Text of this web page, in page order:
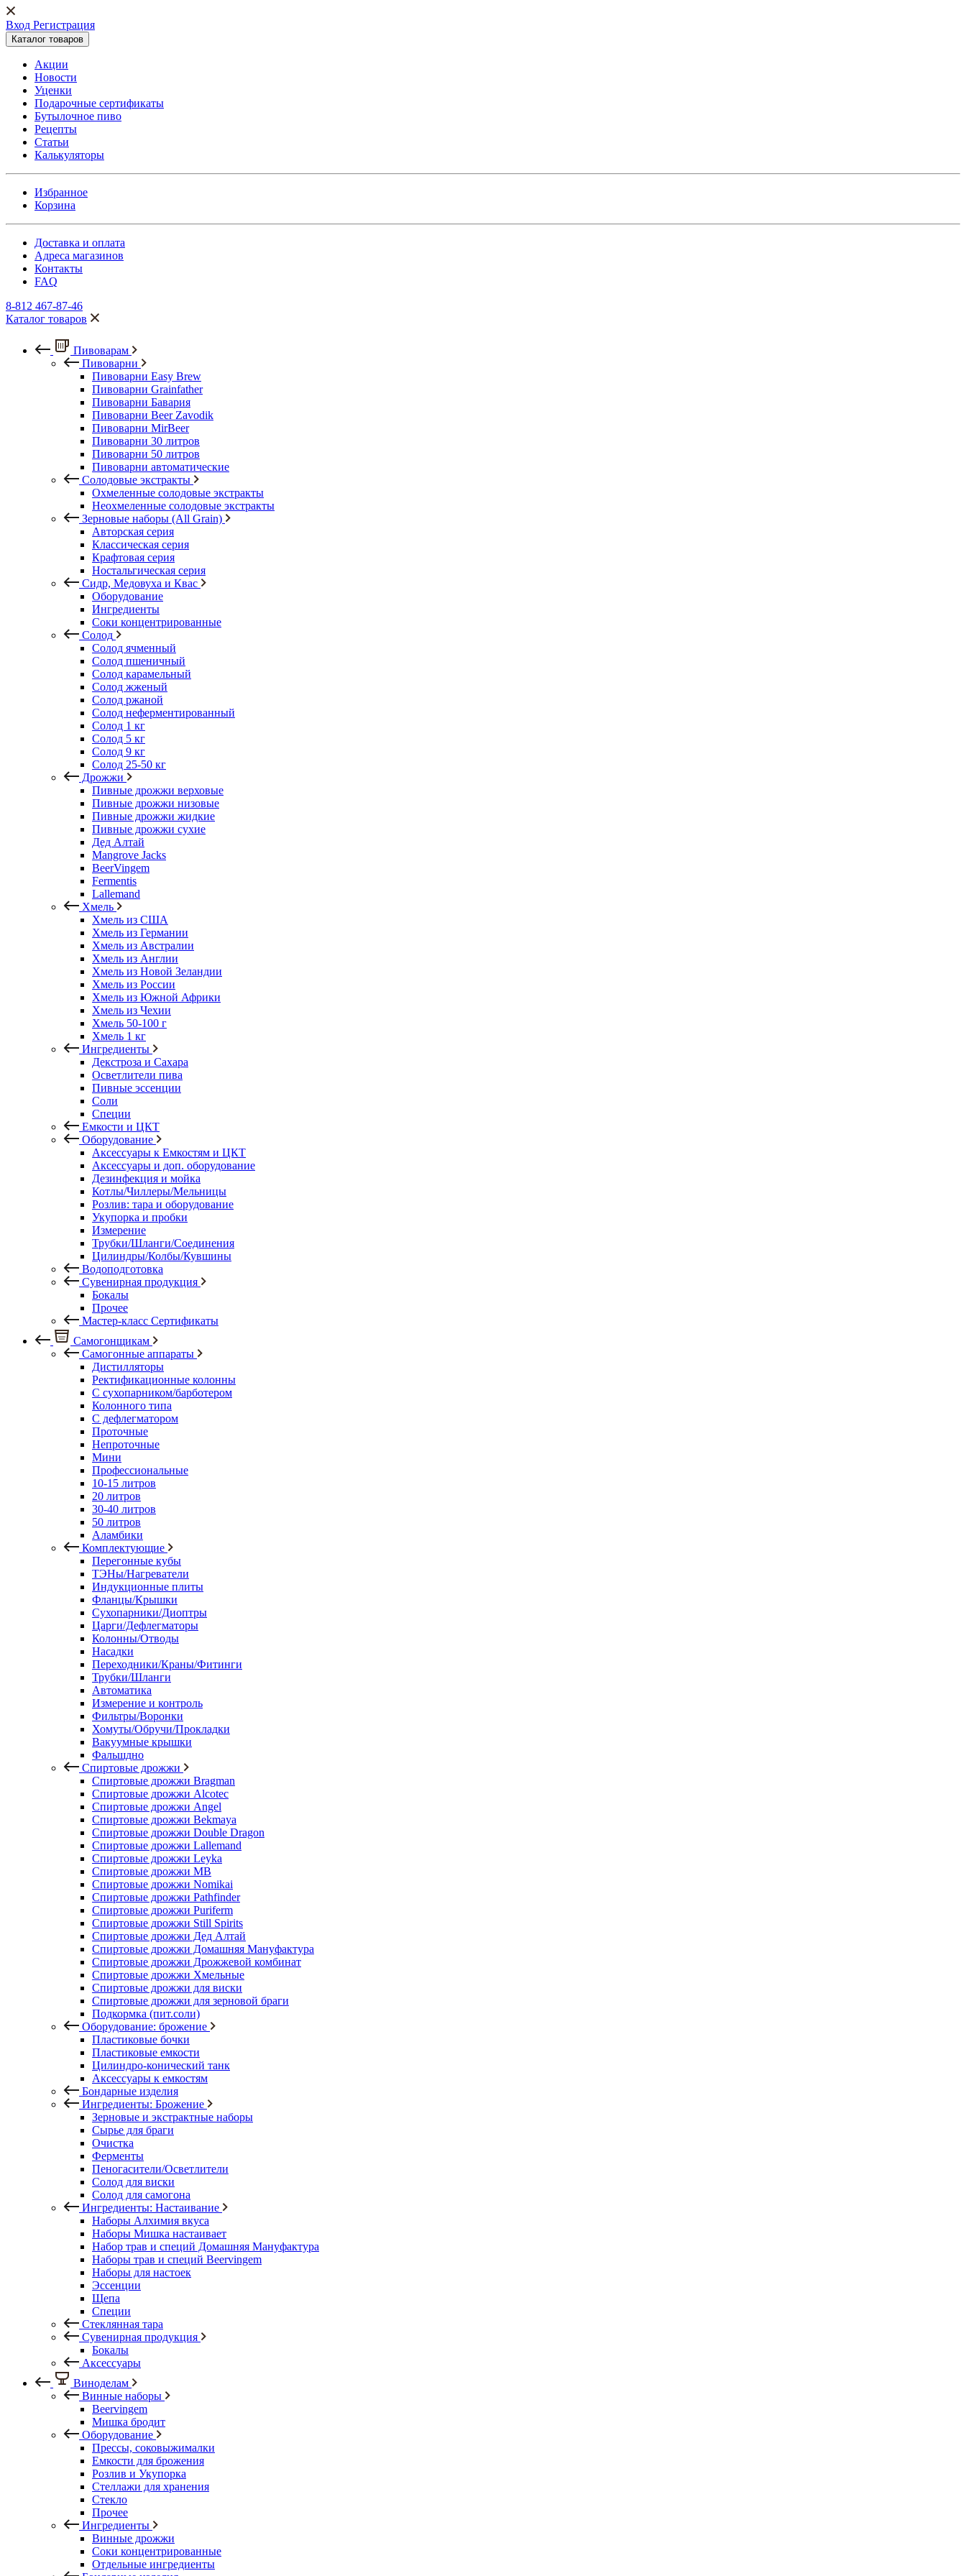
Вход Регистрация
Каталог товаров
Акции
Новости
Уценки
Подарочные сертификаты
Бутылочное пиво
Рецепты
Статьи
Калькуляторы
Избранное
Корзина
Доставка и оплата
Адреса магазинов
Контакты
FAQ
8-812 467-87-46
Каталог товаров
Пивоварам
Пивоварни
Пивоварни Easy Brew
Пивоварни Grainfather
Пивоварни Бавария
Пивоварни Beer Zavodik
Пивоварни MirBeer
Пивоварни 30 литров
Пивоварни 50 литров
Пивоварни автоматические
Солодовые экстракты
Охмеленные солодовые экстракты
Неохмеленные солодовые экстракты
Зерновые наборы (All Grain)
Авторская серия
Классическая серия
Крафтовая серия
Ностальгическая серия
Сидр, Медовуха и Квас
Оборудование
Ингредиенты
Соки концентрированные
Солод
Солод ячменный
Солод пшеничный
Солод карамельный
Солод жженый
Солод ржаной
Солод неферментированный
Солод 1 кг
Солод 5 кг
Солод 9 кг
Солод 25-50 кг
Дрожжи
Пивные дрожжи верховые
Пивные дрожжи низовые
Пивные дрожжи жидкие
Пивные дрожжи сухие
Дед Алтай
Mangrove Jacks
BeerVingem
Fermentis
Lallemand
Хмель
Хмель из США
Хмель из Германии
Хмель из Австралии
Хмель из Англии
Хмель из Новой Зеландии
Хмель из России
Хмель из Южной Африки
Хмель из Чехии
Хмель 50-100 г
Хмель 1 кг
Ингредиенты
Декстроза и Сахара
Осветлители пива
Пивные эссенции
Соли
Специи
Емкости и ЦКТ
Оборудование
Аксессуары к Емкостям и ЦКТ
Аксессуары и доп. оборудование
Дезинфекция и мойка
Котлы/Чиллеры/Мельницы
Розлив: тара и оборудование
Укупорка и пробки
Измерение
Трубки/Шланги/Соединения
Цилиндры/Колбы/Кувшины
Водоподготовка
Сувенирная продукция
Бокалы
Прочее
Мастер-класс Сертификаты
Самогонщикам
Самогонные аппараты
Дистилляторы
Ректификационные колонны
С сухопарником/барботером
Колонного типа
С дефлегматором
Проточные
Непроточные
Мини
Профессиональные
10-15 литров
20 литров
30-40 литров
50 литров
Аламбики
Комплектующие
Перегонные кубы
ТЭНы/Нагреватели
Индукционные плиты
Фланцы/Крышки
Сухопарники/Диоптры
Царги/Дефлегматоры
Колонны/Отводы
Насадки
Переходники/Краны/Фитинги
Трубки/Шланги
Автоматика
Измерение и контроль
Фильтры/Воронки
Хомуты/Обручи/Прокладки
Вакуумные крышки
Фальшдно
Спиртовые дрожжи
Спиртовые дрожжи Bragman
Спиртовые дрожжи Alcotec
Спиртовые дрожжи Angel
Спиртовые дрожжи Bekmaya
Спиртовые дрожжи Double Dragon
Спиртовые дрожжи Lallemand
Спиртовые дрожжи Leyka
Спиртовые дрожжи MB
Спиртовые дрожжи Nomikai
Спиртовые дрожжи Pathfinder
Спиртовые дрожжи Puriferm
Спиртовые дрожжи Still Spirits
Спиртовые дрожжи Дед Алтай
Спиртовые дрожжи Домашняя Мануфактура
Спиртовые дрожжи Дрожжевой комбинат
Спиртовые дрожжи Хмельные
Спиртовые дрожжи для виски
Спиртовые дрожжи для зерновой браги
Подкормка (пит.соли)
Оборудование: брожение
Пластиковые бочки
Пластиковые емкости
Цилиндро-конический танк
Аксессуары к емкостям
Бондарные изделия
Ингредиенты: Брожение
Зерновые и экстрактные наборы
Сырье для браги
Очистка
Ферменты
Пеногасители/Осветлители
Солод для виски
Солод для самогона
Ингредиенты: Настаивание
Наборы Алхимия вкуса
Наборы Мишка настаивает
Набор трав и специй Домашняя Мануфактура
Наборы трав и специй Beervingem
Наборы для настоек
Эссенции
Щепа
Специи
Стеклянная тара
Сувенирная продукция
Бокалы
Аксессуары
Виноделам
Винные наборы
Beervingem
Мишка бродит
Оборудование
Прессы, соковыжималки
Емкости для брожения
Розлив и Укупорка
Стеллажи для хранения
Стекло
Прочее
Ингредиенты
Винные дрожжи
Соки концентрированные
Отдельные ингредиенты